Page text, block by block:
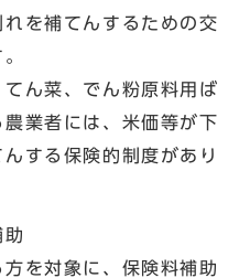
を補てんするための交
ん菜、でん粉原料用ば
業者には、米価等が下
する保険的制度があり
助
を対象に、保険料補助